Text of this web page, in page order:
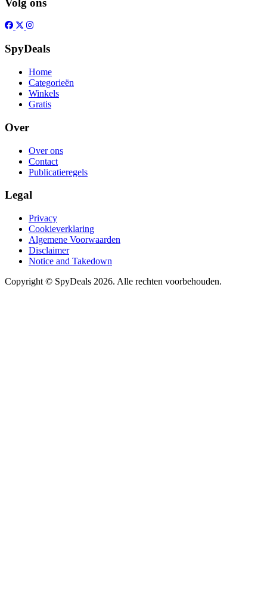
Volg ons
SpyDeals
Home
Categorieën
Winkels
Gratis
Over
Over ons
Contact
Publicatieregels
Legal
Privacy
Cookieverklaring
Algemene Voorwaarden
Disclaimer
Notice and Takedown
Copyright © SpyDeals 2026. Alle rechten voorbehouden.